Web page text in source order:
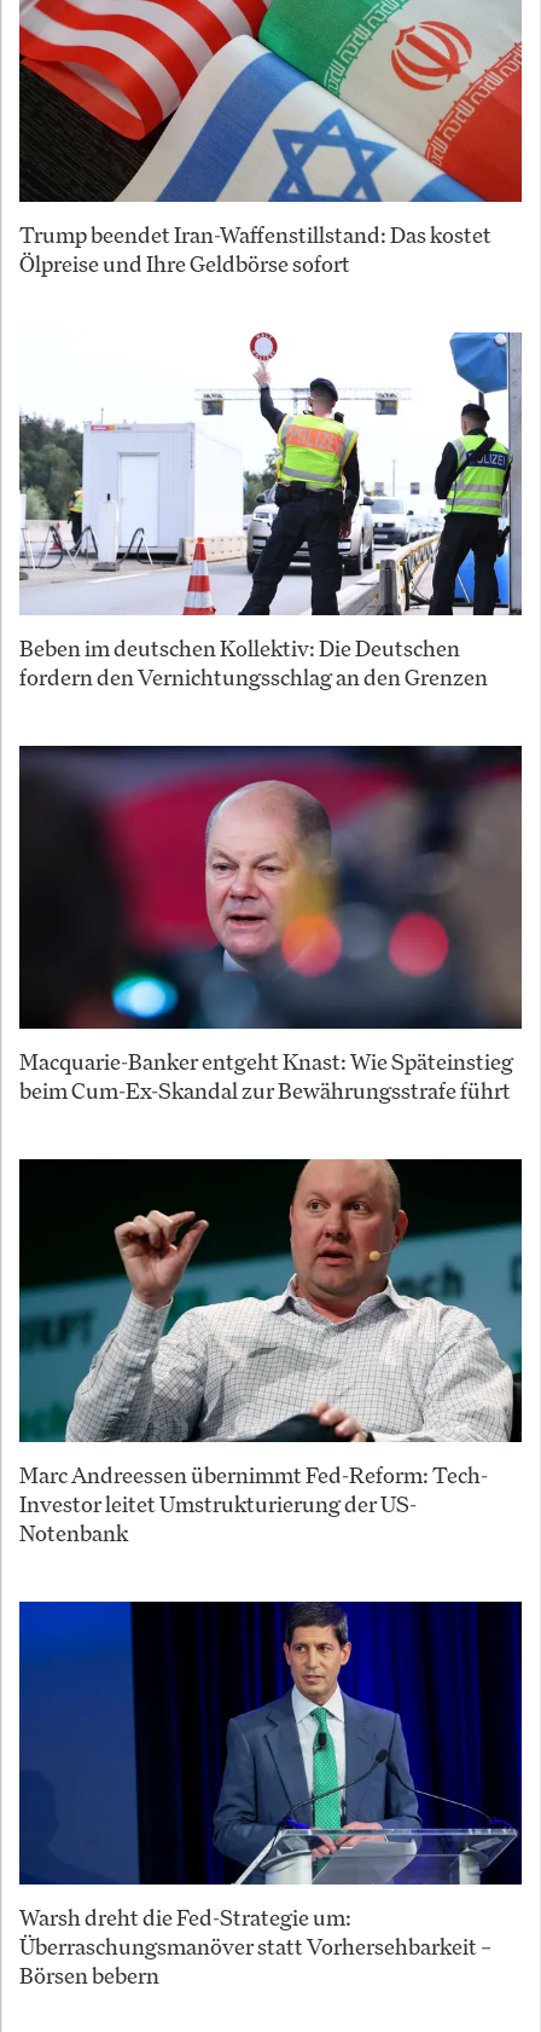
Trump beendet Iran-Waffenstillstand: Das kostet
Ölpreise und Ihre Geldbörse sofort
Beben im deutschen Kollektiv: Die Deutschen
fordern den Vernichtungsschlag an den Grenzen
Macquarie-Banker entgeht Knast: Wie Späteinstieg
beim Cum-Ex-Skandal zur Bewährungsstrafe führt
Marc Andreessen übernimmt Fed-Reform: Tech-
Investor leitet Umstrukturierung der US-
Notenbank
Warsh dreht die Fed-Strategie um:
Überraschungsmanöver statt Vorhersehbarkeit –
Börsen bebern